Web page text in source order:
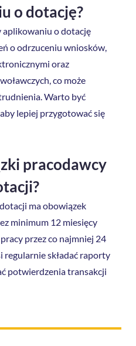
o dotację?
aplikowaniu o dotację
o odrzuceniu wniosków,
oraz
co może
Warto być
lepiej przygotować się
pracodawcy
ma obowiązek
minimum 12 miesięcy
przez co najmniej 24
regularnie składać raporty
potwierdzenia transakcji